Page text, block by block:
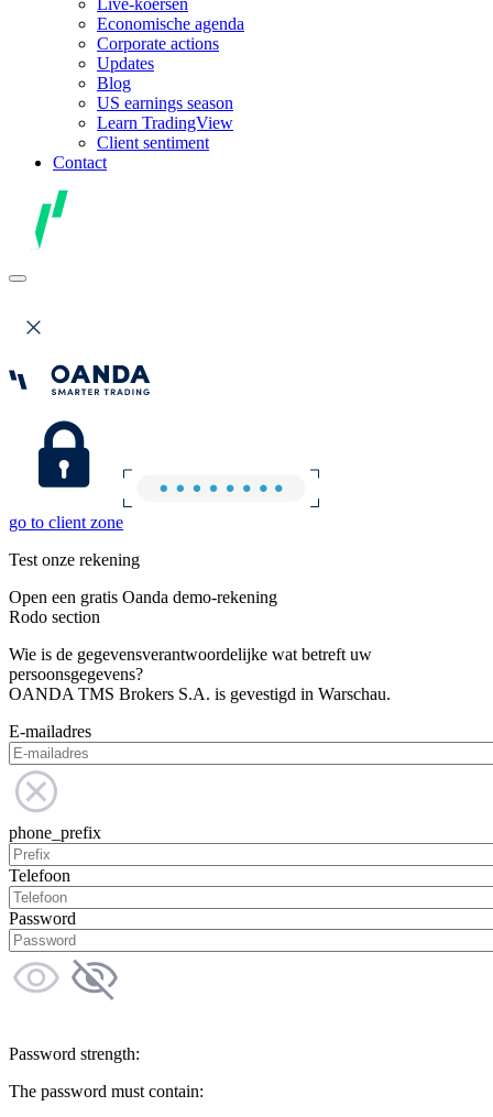
Economische agenda
Corporate actions
Updates
Blog
US earnings season
Learn TradingView
Client sentiment
Contact
go to client zone
Test onze rekening
Open een gratis Oanda demo-rekening
Rodo section
Wie is de gegevensverantwoordelijke wat betreft uw
persoonsgegevens?
OANDA TMS Brokers S.A. is gevestigd in Warschau.
E-mailadres
phone_prefix
Telefoon
Password
Password strength:
The password must contain: